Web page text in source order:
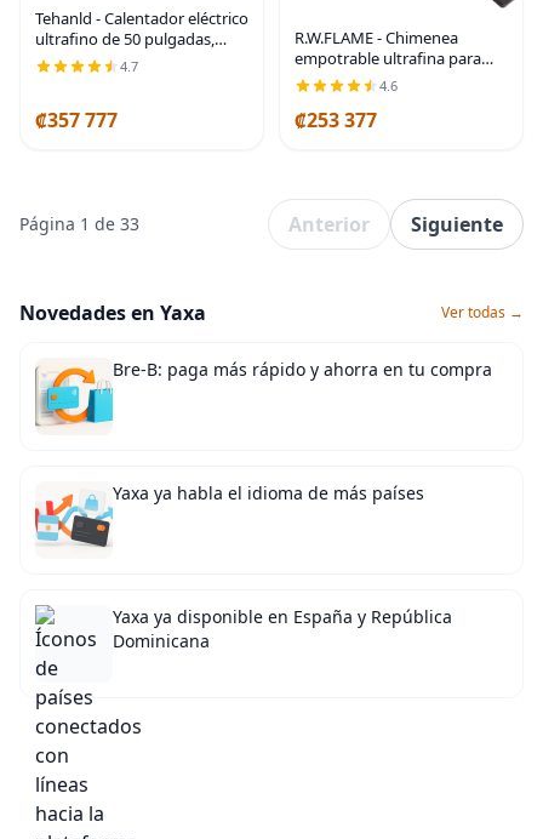
Tehanld - Calentador eléctrico
ultrafino de 50 pulgadas,
empotrado en la pared | 60-
99°F Thermostat,
Child Lock, 12H
4.7
₡357 777
R.W.FLAME - Chimenea
empotrable ultrafina para
pared (30 y 60 pulgadas)
4.6
₡253 377
Página 1 de 33 Anterior Siguiente
Novedades en Yaxa Ver todas →
Bre-B: paga más rápido y ahorra en tu compra
Yaxa ya habla el idioma de más países
Yaxa ya disponible en España y República
Dominicana